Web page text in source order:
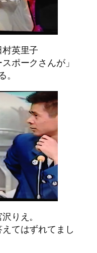
英里子
ポークさんが」
りえ。
てはずれてまし